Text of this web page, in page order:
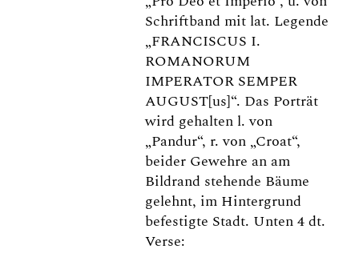
Schriftband mit lat. Legende
„FRANCISCUS I.
ROMANORUM
IMPERATOR SEMPER
AUGUST[us]“. Das Porträt
wird gehalten l. von
„Pandur“, r. von „Croat“,
beider Gewehre an am
Bildrand stehende Bäume
gelehnt, im Hintergrund
befestigte Stadt. Unten 4 dt.
Verse: